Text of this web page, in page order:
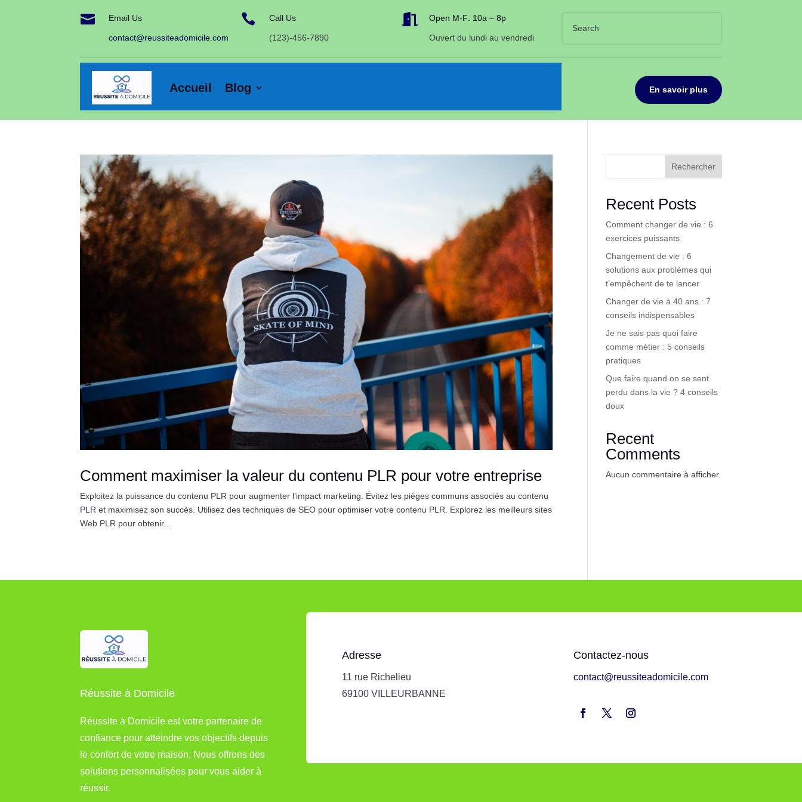
 Email Us
contact@reussiteadomicile.com
 Call Us
(123)-456-7890
 Open M-F: 10a – 8p
Ouvert du lundi au vendredi
Accueil Blog En savoir plus
Comment maximiser la valeur du contenu PLR pour votre entreprise
Exploitez la puissance du contenu PLR pour augmenter l’impact marketing. Évitez les pièges communs associés au contenu
PLR et maximisez son succès. Utilisez des techniques de SEO pour optimiser votre contenu PLR. Explorez les meilleurs sites
Web PLR pour obtenir...
Rechercher
Recent Posts
Comment changer de vie : 6
exercices puissants
Changement de vie : 6
solutions aux problèmes qui
t’empêchent de te lancer
Changer de vie à 40 ans : 7
conseils indispensables
Je ne sais pas quoi faire
comme métier : 5 conseils
pratiques
Que faire quand on se sent
perdu dans la vie ? 4 conseils
doux
Recent
Comments
Aucun commentaire à afficher.
Réussite à Domicile
Réussite à Domicile est votre partenaire de
confiance pour atteindre vos objectifs depuis
le confort de votre maison. Nous offrons des
solutions personnalisées pour vous aider à
réussir.
Adresse
11 rue Richelieu
69100 VILLEURBANNE
Contactez-nous
contact@reussiteadomicile.com